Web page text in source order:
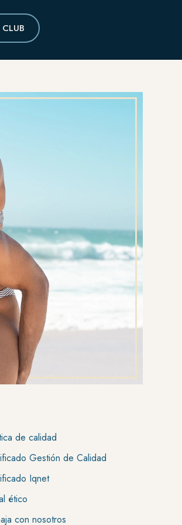
de calidad
Gestión de Calidad
Iqnet
ético
con nosotros